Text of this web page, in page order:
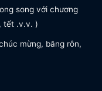
song với chương
tết .v.v. )
mừng, băng rôn,